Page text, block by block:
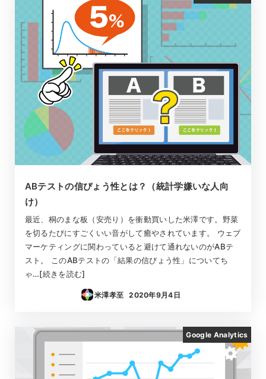
ABテストの信ぴょう性とは？（統計学嫌いな人向
け）
最近、桐のまな板（安売り）を衝動買いした米澤です。野菜
を切るたびにすごくいい音がして癒やされています。 ウェブ
マーケティングに関わっていると避けて通れないのがABテ
スト。 このABテストの「結果の信ぴょう性」についてち
ゃ…[続きを読む]
米澤孝至
投稿日
2020年9月4日
Google Analytics